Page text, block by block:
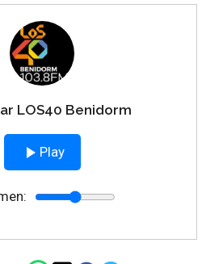
LOS40 Benidorm
Play